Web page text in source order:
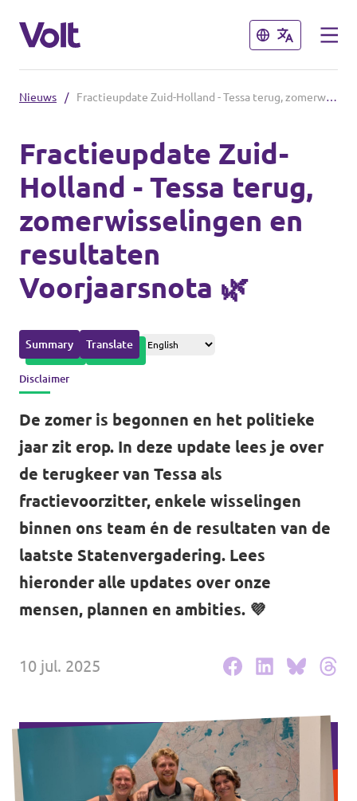
Sluiten
Overzicht fracties en communities
Fracties
Zuid-Holland
Delft
Rotterdam
Communities
Den Haag
Gouda
Leidschendam-Voorburg
Rotterdam
Afdelingsbesturen
Bestuur Haag- en Rijnland
Sluiten
Standpunten
Over Volt
Mensen
Nieuws
Agenda
Nieuws / Fractieupdate Zuid-Holland - Tessa terug, zomerwisselingen en resultaten Voorjaarsnota 🌿
Fractieupdate Zuid-
Holland - Tessa terug,
zomerwisselingen en
resultaten
Voorjaarsnota 🌿
Summary Translate
Disclaimer
De zomer is begonnen en het politieke
jaar zit erop. In deze update lees je over
de terugkeer van Tessa als
fractievoorzitter, enkele wisselingen
binnen ons team én de resultaten van de
laatste Statenvergadering. Lees
hieronder alle updates over onze
mensen, plannen en ambities. 💜
10 jul. 2025